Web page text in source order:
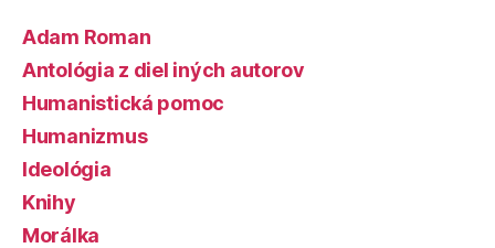
Adam Roman
Antológia z diel iných autorov
Humanistická pomoc
Humanizmus
Ideológia
Knihy
Morálka